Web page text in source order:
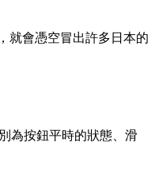
就會憑空冒出許多日本的
為按鈕平時的狀態、滑